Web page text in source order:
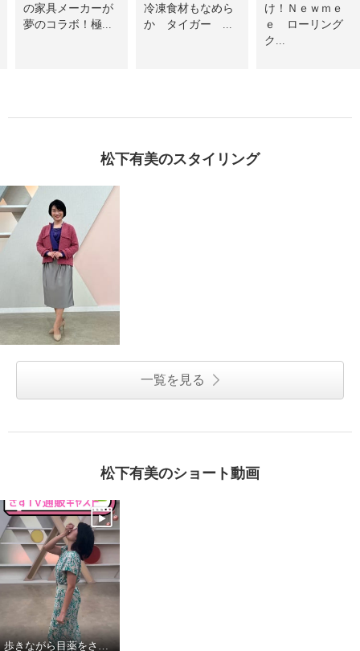
の家具メーカーが
夢のコラボ！極...
冷凍食材もなめら
か タイガー ...
け！Ｎｅｗｍｅ
ｅ ローリング
ク...
松下有美のスタイリング
一覧を見る
松下有美のショート動画
歩きながら目薬をさす松下キャスト